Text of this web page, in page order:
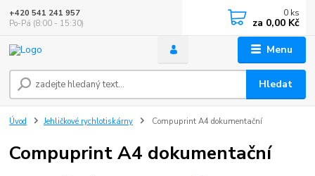
Menu
Hledat
+420 541 241 957
Po-Pá (8:00 - 15:30)
0 ks
za 0,00 Kč
Úvod Jehličkové rychlotiskárny Compuprint A4 dokumentační
Compuprint A4 dokumentační